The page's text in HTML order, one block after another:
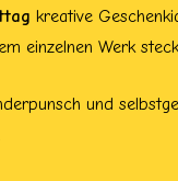
kreative
einzelnen Werk
und